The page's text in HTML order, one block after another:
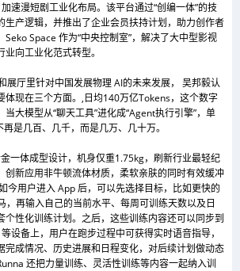
速漫短剧工业化布局。该平台通过“创编一体”的技
生产逻辑，并推出了企业会员扶持计划，助力创作者
Space 作为“中央控制室”，解决了大中型影视
向工业化范式转型。
展厅里针对中国发展物理 AI的未来发展， 吴邦毅认
体现在三个方面。,日均140万亿Tokens，这个数字
大模型从“聊天工具”进化成“Agent执行引擎”，单
是几百、几千，而是几万、几十万。
一体成型设计，机身仅重1.75kg，刷新行业最轻纪
创新应用非牛顿流体材质，柔软亲肤的同时有效缓冲
今用户进入 App 后，可以先选择目标，比如更快的
，再输入自己的当前水平、每周可训练天数以及日
个性化训练计划。之后，这些训练内容还可以同步到
设备上，用户在跑步过程中可获得实时语音指导，
完成情况、历史进展和日程变化，对后续计划做动态
还把力量训练、灵活性训练等内容一起纳入训